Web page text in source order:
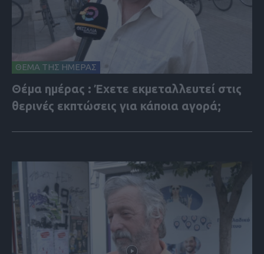
ΘΕΜΑ ΤΗΣ ΗΜΕΡΑΣ
Θέμα ημέρας : Έχετε εκμεταλλευτεί στις
θερινές εκπτώσεις για κάποια αγορά;